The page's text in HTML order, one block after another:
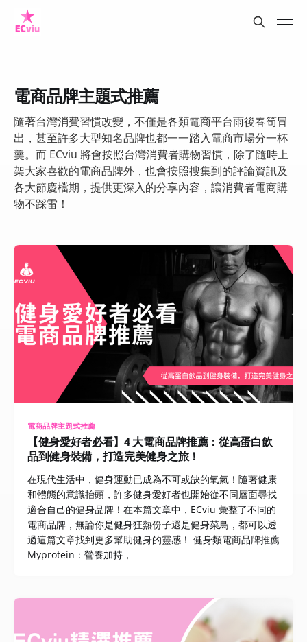
電商品牌主題式推薦
隨著台灣消費習慣改變，不僅是各類電商平台雨後春筍冒
出，甚至許多大型知名品牌也都一一踏入電商市場分一杯
羹。而 ECviu 將會按照台灣消費者購物習慣，除了隨時上
架大家喜歡的電商品牌外，也會按照搜集到的評論資訊及
各大節慶檔期，提供更深入的分享內容，讓消費者電商購
物不踩雷！
電商品牌主題式推薦
【健身愛好者必看】4 大電商品牌推薦：從高蛋白飲
品到健身裝備，打造完美健身之旅！
在現代生活中，健身運動已成為不可或缺的氧氣！隨著健康
和體態的意識抬頭，許多健身愛好者也開始從不同層面尋找
適合自己的健身品牌！在本篇文章中，ECviu 彙整了不同的
電商品牌，無論你是健身狂熱份子還是健身菜鳥，都可以透
過這篇文章找到更多幫助健身的靈感！ 健身類電商品牌推薦
Myprotein：營養加持，